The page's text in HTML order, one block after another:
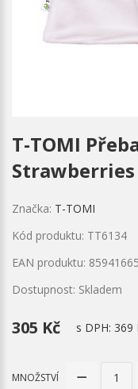
T-TOMI
Strawberries
Značka: T-TOMI
Kód produktu: TT6134
EAN produktu:
Dostupnost: Skladem
305 Kč s DPH: 369
MNOŽSTVÍ